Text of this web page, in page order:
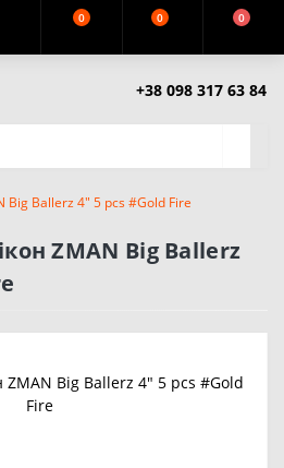
0 0 0
+38 098 317 63 84
Ballerz 4" 5 pcs #Gold Fire
ZMAN Big Ballerz